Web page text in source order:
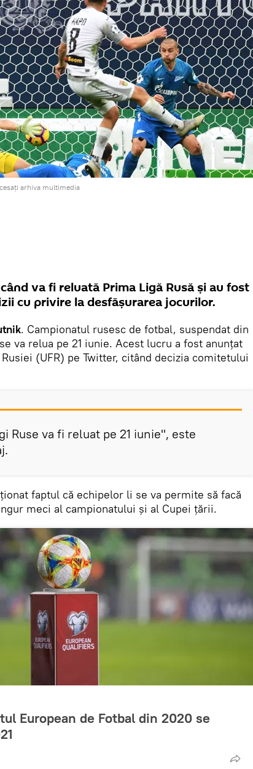
arhiva multimedia
va fi reluată Prima Ligă Rusă și au fost
cu privire la desfășurarea jocurilor.
. Campionatul rusesc de fotbal, suspendat din
va relua pe 21 iunie. Acest lucru a fost anunțat
(UFR) pe Twitter, citând decizia comitetului
Ruse va fi reluat pe 21 iunie", este
faptul că echipelor li se va permite să facă
meci al campionatului și al Cupei țării.
European de Fotbal din 2020 se